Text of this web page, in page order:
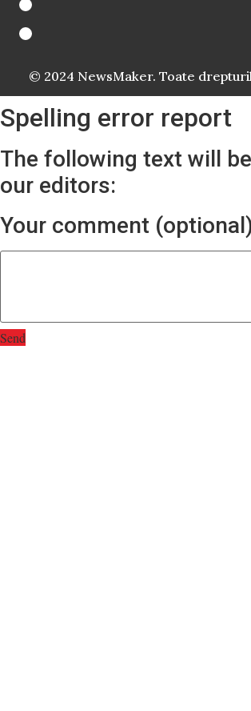
© 2024 NewsMaker. Toate
Spelling error report
The following text will
our editors:
Your comment
Send